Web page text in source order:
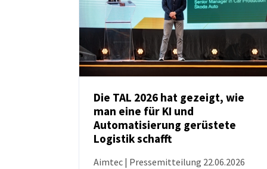
NEUIGKEITEN
Die TAL 2026 hat gezeigt, wie
man eine für KI und
Automatisierung gerüstete
Logistik schafft
Aimtec | Pressemitteilung 22.06.2026